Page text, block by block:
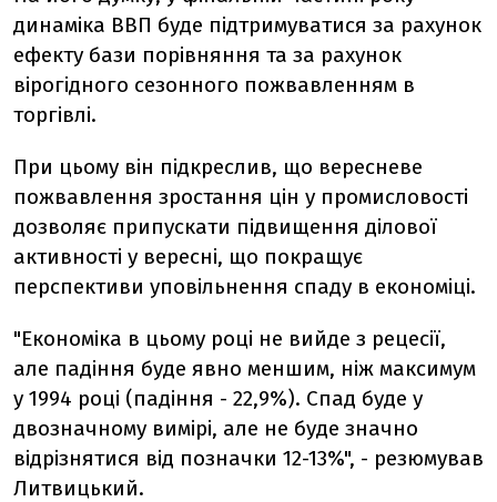
динаміка ВВП буде підтримуватися за рахунок
ефекту бази порівняння та за рахунок
вірогідного сезонного пожвавленням в
торгівлі.
При цьому він підкреслив, що вересневе
пожвавлення зростання цін у промисловості
дозволяє припускати підвищення ділової
активності у вересні, що покращує
перспективи уповільнення спаду в економіці.
"Економіка в цьому році не вийде з рецесії,
але падіння буде явно меншим, ніж максимум
у 1994 році (падіння - 22,9%). Спад буде у
двозначному вимірі, але не буде значно
відрізнятися від позначки 12-13%", - резюмував
Литвицький.